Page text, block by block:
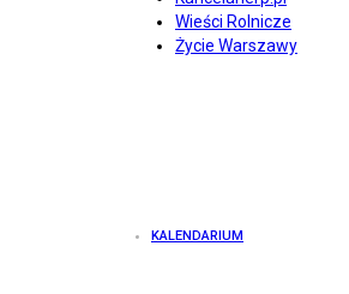
Wieści Rolnicze
Życie Warszawy
KALENDARIUM